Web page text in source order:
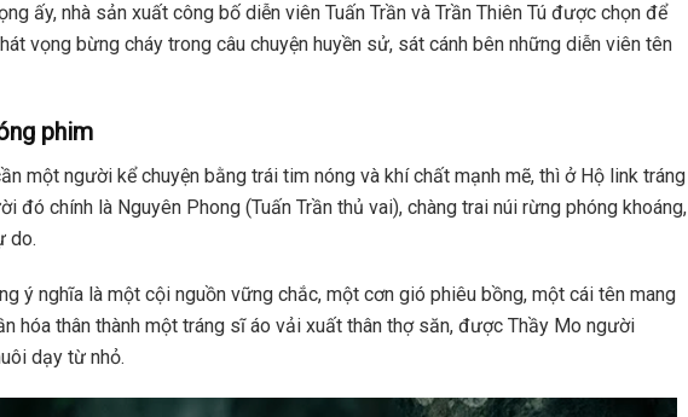
ấy, nhà sản xuất công bố diễn viên Tuấn Trần và Trần Thiên Tú được chọn để
vọng bừng cháy trong câu chuyện huyền sử, sát cánh bên những diễn viên tên
phim
một người kể chuyện bằng trái tim nóng và khí chất mạnh mẽ, thì ở Hộ link tráng
đó chính là Nguyên Phong (Tuấn Trần thủ vai), chàng trai núi rừng phóng khoáng,
do.
ý nghĩa là một cội nguồn vững chắc, một cơn gió phiêu bồng, một cái tên mang
hóa thân thành một tráng sĩ áo vải xuất thân thợ săn, được Thầy Mo người
dạy từ nhỏ.